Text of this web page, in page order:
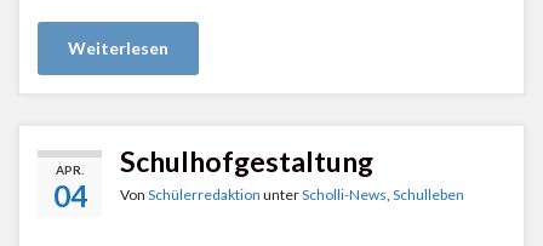
Weiterlesen
APR.
04
Schulhofgestaltung
Von Schülerredaktion unterScholli-News Schulleben